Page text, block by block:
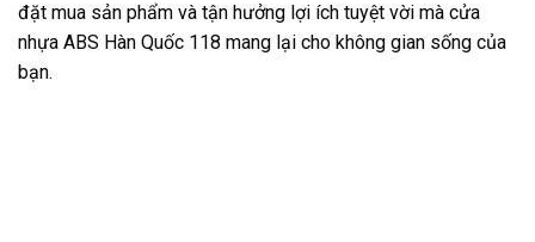
đặt mua sản phẩm và tận hưởng lợi ích tuyệt vời mà cửa
nhựa ABS Hàn Quốc 118 mang lại cho không gian sống của
bạn.